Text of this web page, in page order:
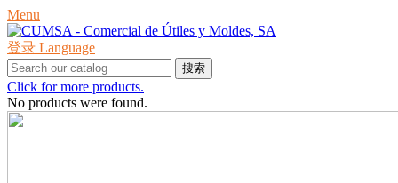
Menu
登录 Language
搜索
Click for more products.
No products were found.